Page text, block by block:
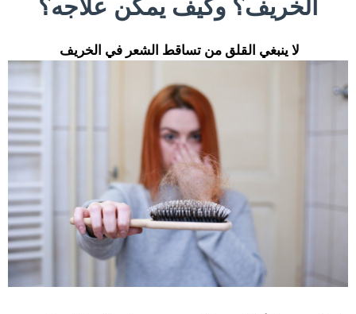
الخريف؟ وكيف يمكن علاجه؟
لا ينبغي القلق من تساقط الشعر في الخريف